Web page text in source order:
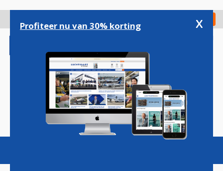
gaan
Check in
Magazine Podcasts Vacatures
Profiteer nu van 30% korting x